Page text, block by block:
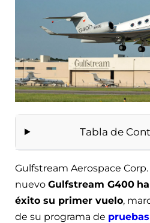
Tabla de
Gulfstream Aerospace
nuevo Gulfstream G400
éxito su primer vuelo,
de su programa de